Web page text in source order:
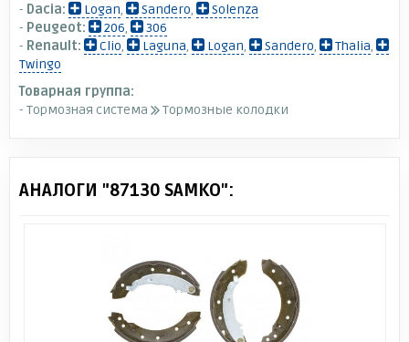
- Dacia: Logan, Sandero,
Solenza
- Peugeot: 206,
306
- Renault: Clio, Laguna, Logan, Sandero, Thalia,
Twingo
Товарная группа:
- Тормозная система
Тормозные колодки
АНАЛОГИ "87130 SAMKO":